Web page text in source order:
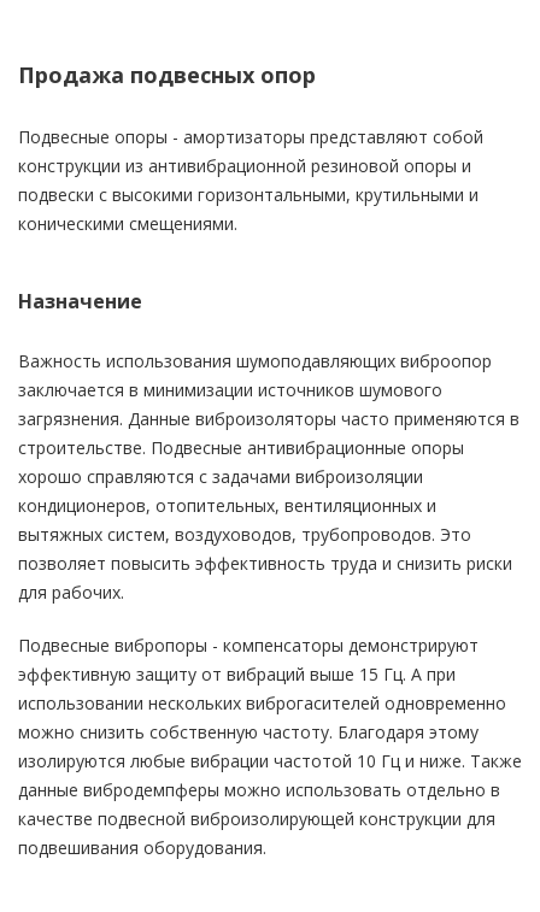
Продажа подвесных опор
Подвесные опоры - амортизаторы представляют собой
конструкции из антивибрационной резиновой опоры и
подвески с высокими горизонтальными, крутильными и
коническими смещениями.
Назначение
Важность использования шумоподавляющих виброопор
заключается в минимизации источников шумового
загрязнения. Данные виброизоляторы часто применяются в
строительстве. Подвесные антивибрационные опоры
хорошо справляются с задачами виброизоляции
кондиционеров, отопительных, вентиляционных и
вытяжных систем, воздуховодов, трубопроводов. Это
позволяет повысить эффективность труда и снизить риски
для рабочих.
Подвесные вибропоры - компенсаторы демонстрируют
эффективную защиту от вибраций выше 15 Гц. А при
использовании нескольких виброгасителей одновременно
можно снизить собственную частоту. Благодаря этому
изолируются любые вибрации частотой 10 Гц и ниже. Также
данные вибродемпферы можно использовать отдельно в
качестве подвесной виброизолирующей конструкции для
подвешивания оборудования.